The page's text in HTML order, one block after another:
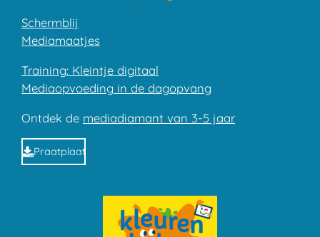
Schermblij
Mediamaatjes
Training: Kleintje digitaal
Mediaopvoeding in de dagopvang
Ontdek de mediadiamant van 3-5 jaar
Praatplaat